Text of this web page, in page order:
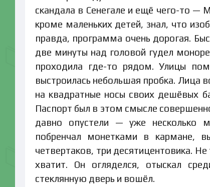
скандала в Сенегале и ещё чего-то —
кроме маленьких детей, знал, что
правда, программа очень дорогая.
две минуты над головой гудел
проходила где-то рядом. Улицы
выстроилась небольшая пробка. Лица
на квадратные носы своих дешёвых
Паспорт был в этом смысле
давно опустели — уже несколько
побренчал монетками в кармане,
четвертаков, три десятицентовика.
хватит. Он огляделся, отыскал
стеклянную дверь и вошёл.